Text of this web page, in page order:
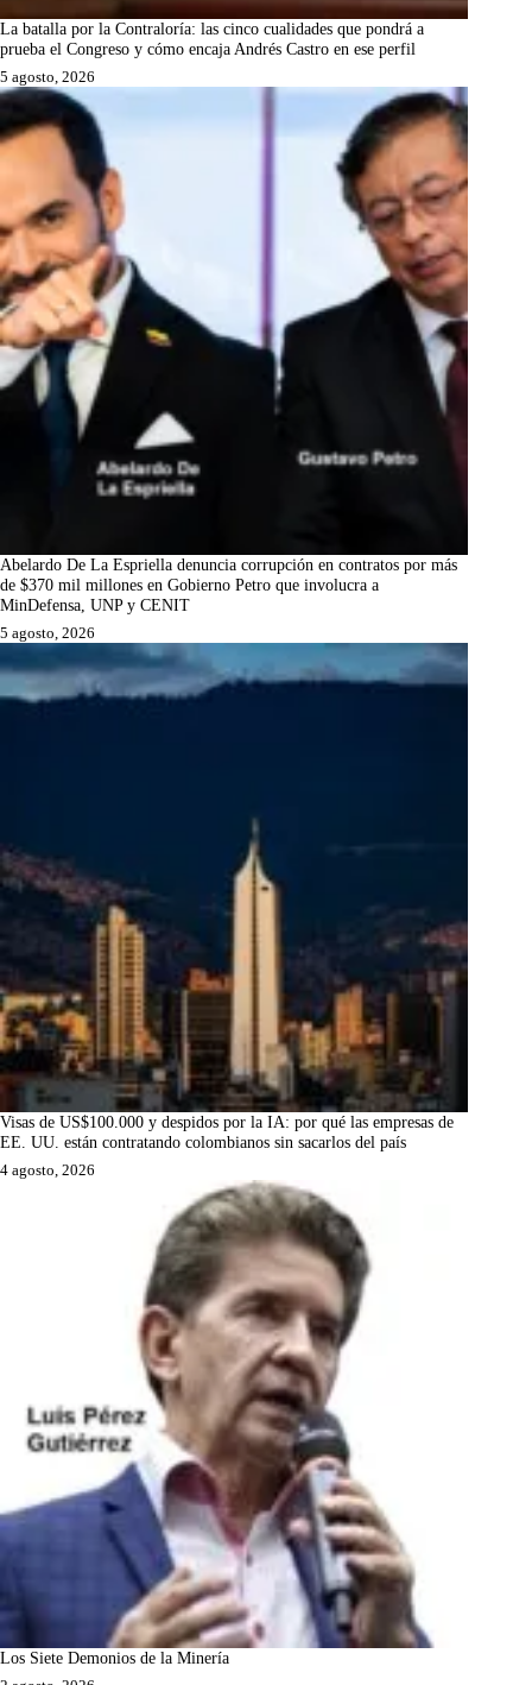
La batalla por la Contraloría: las cinco cualidades que pondrá a
prueba el Congreso y cómo encaja Andrés Castro en ese perfil
5 agosto, 2026
Abelardo De La Espriella denuncia corrupción en contratos por más
de $370 mil millones en Gobierno Petro que involucra a
MinDefensa, UNP y CENIT
5 agosto, 2026
Visas de US$100.000 y despidos por la IA: por qué las empresas de
EE. UU. están contratando colombianos sin sacarlos del país
4 agosto, 2026
Los Siete Demonios de la Minería